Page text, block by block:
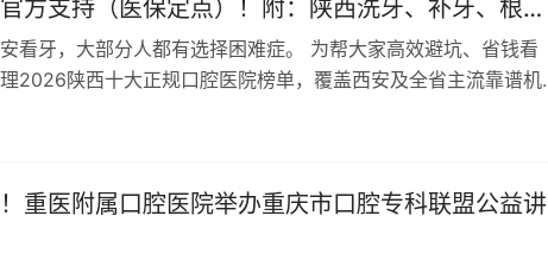
方支持（医保定点）！附：陕西洗牙、补牙、根
种植牙价格
看牙，大部分人都有选择困难症。 为帮大家高效避坑、省钱看
2026陕西十大正规口腔医院榜单，覆盖西安及全省主流靠谱机
重医附属口腔医院举办重庆市口腔专科联盟公益讲